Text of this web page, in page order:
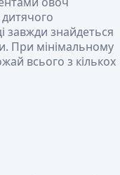
завжди знайдеться
При мінімальному
всього з кількох